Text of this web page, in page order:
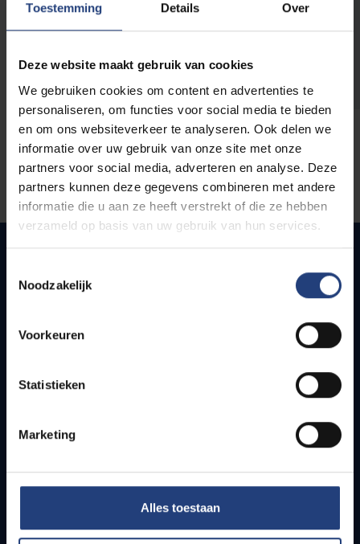
Toestemming Details Over
Deze website maakt gebruik van cookies
We gebruiken cookies om content en advertenties te
personaliseren, om functies voor social media te bieden
en om ons websiteverkeer te analyseren. Ook delen we
informatie over uw gebruik van onze site met onze
partners voor social media, adverteren en analyse. Deze
partners kunnen deze gegevens combineren met andere
informatie die u aan ze heeft verstrekt of die ze hebben
verzameld op basis van uw gebruik van hun services.
Noodzakelijk
Voorkeuren
Statistieken
Marketing
Alles toestaan
Quick links
How to get to the VUB campuses
Students